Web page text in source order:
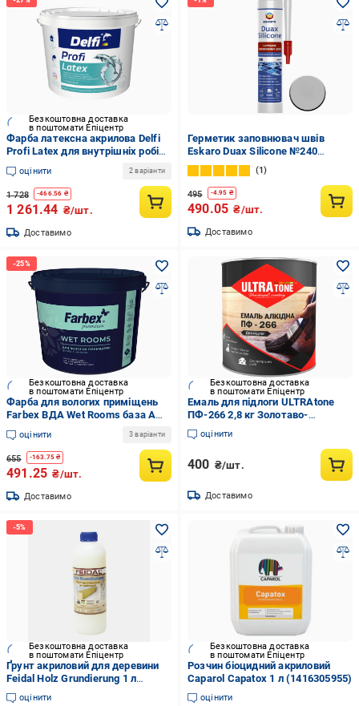
Безкоштовна доставка
в поштомати Епіцентр
Фарба латексна акрилова Delfi
Profi Latex для внутрішніх робіт
база А 14 кг Білий (2792906634)
оцінити 2 варіанти
1 728 -466.56 ₴
1 261.44 ₴/шт.
Доставимо
Герметик заповнювач швів
Eskaro Duax Silicone №240
силіконовий нейтральний 300 мл
Сірий (2602652463)
1
495 -4.95 ₴
490.05 ₴/шт.
Доставимо
Безкоштовна доставка
в поштомати Епіцентр
Фарба для вологих приміщень
Farbex ВДА Wet Rooms база А
4,2 кг Білий (2792905953)
оцінити 3 варіанти
655 -163.75 ₴
491.25 ₴/шт.
Доставимо
Безкоштовна доставка
в поштомати Епіцентр
Емаль для підлоги ULTRAtone
ПФ-266 2,8 кг Золотаво-
коричневий (2152668818)
оцінити
400 ₴/шт.
Доставимо
Безкоштовна доставка
в поштомати Епіцентр
Ґрунт акриловий для деревини
Feidal Holz Grundierung 1 л
(2028273654)
оцінити
Безкоштовна доставка
в поштомати Епіцентр
Розчин біоцидний акриловий
Caparol Capatox 1 л (1416305955)
оцінити